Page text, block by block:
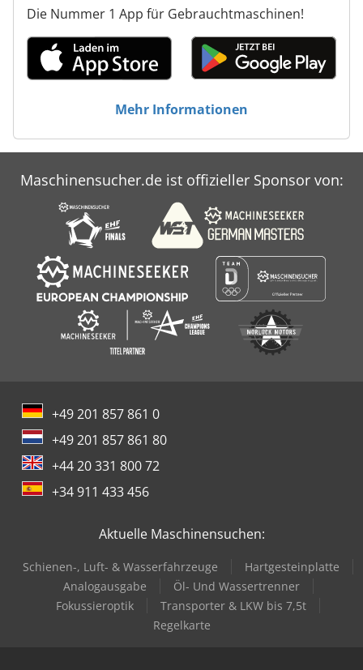
Die Nummer 1 App für Gebrauchtmaschinen!
Mehr Informationen
Maschinensucher.de ist offizieller Sponsor von:
+49 201 857 861 0
+49 201 857 861 80
+44 20 331 800 72
+34 911 433 456
Aktuelle Maschinensuchen:
Schienen-, Luft- & Wasserfahrzeuge
Hartgesteinplatte
Analogausgabe
Öl- Und Wassertrenner
Fokussieroptik
Transporter & LKW bis 7,5t
Regelkarte